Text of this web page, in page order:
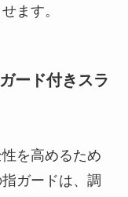
ます。
ード付きスラ
を高めるため
ガードは、調